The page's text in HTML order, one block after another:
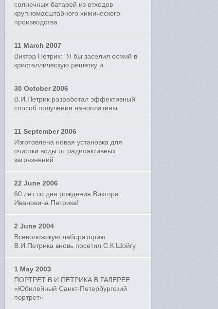
солнечных батарей из отходов
крупномасштабного химического
производства
11 March 2007
Виктор Петрик: "Я бы заселил осмий в
кристаллическую решетку и...
30 October 2006
В.И.Петрик разработал эффективный
способ получения наноплатины
11 September 2006
Изготовлена новая установка для
очистки воды от радиоактивных
загрязнений
22 June 2006
60 лет со дня рождения Виктора
Ивановича Петрика!
2 June 2004
Всеволожскую лабораторию
В.И.Петрика вновь посетил С.К.Шойгу
1 May 2003
ПОРТРЕТ В.И.ПЕТРИКА В ГАЛЕРЕЕ
«Юбилейный Санкт-Петербургский
портрет»